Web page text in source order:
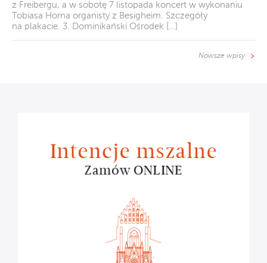
z Freibergu, a w sobotę 7 listopada koncert w wykonaniu
Tobiasa Horna organisty z Besigheim. Szczegóły
na plakacie. 3. Dominikański Ośrodek […]
Nowsze wpisy